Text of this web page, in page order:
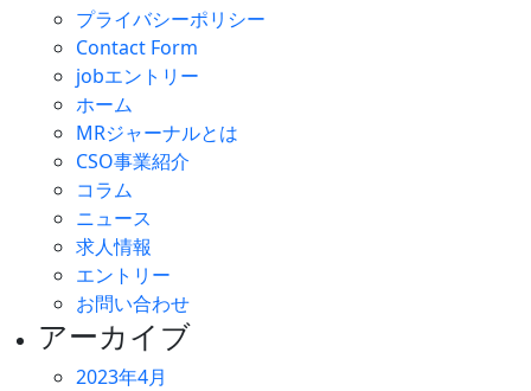
プライバシーポリシー
Contact Form
jobエントリー
ホーム
MRジャーナルとは
CSO事業紹介
コラム
ニュース
求人情報
エントリー
お問い合わせ
アーカイブ
2023年4月